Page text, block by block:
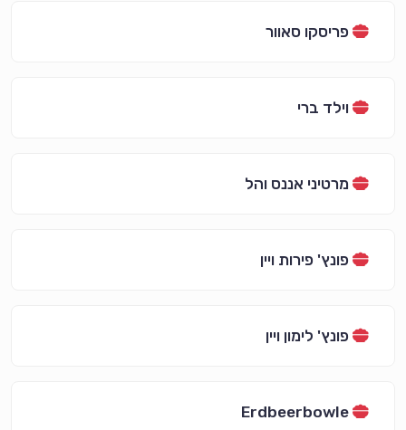
פריסקו סאוור
וילד ברי
מרטיני אננס והל
פונץ' פירות ויין
פונץ' לימון ויין